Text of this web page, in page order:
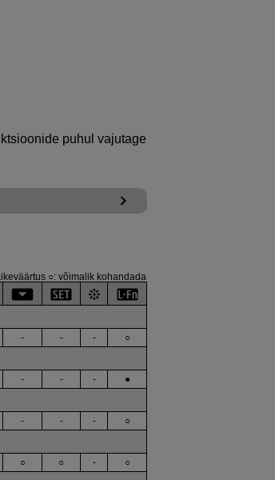
puhul vajutage
○: võimalik kohandada
- - - ○
- - - ●
- - - ○
○ ○ - ○